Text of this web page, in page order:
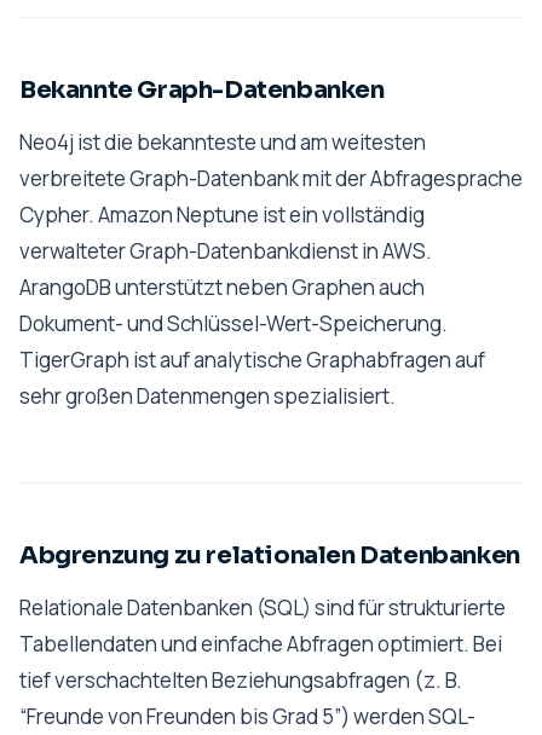
Bekannte Graph-Datenbanken
Neo4j ist die bekannteste und am weitesten
verbreitete Graph-Datenbank mit der Abfragesprache
Cypher. Amazon Neptune ist ein vollständig
verwalteter Graph-Datenbankdienst in AWS.
ArangoDB unterstützt neben Graphen auch
Dokument- und Schlüssel-Wert-Speicherung.
TigerGraph ist auf analytische Graphabfragen auf
sehr großen Datenmengen spezialisiert.
Abgrenzung zu relationalen Datenbanken
Relationale Datenbanken (SQL) sind für strukturierte
Tabellendaten und einfache Abfragen optimiert. Bei
tief verschachtelten Beziehungsabfragen (z. B.
“Freunde von Freunden bis Grad 5”) werden SQL-